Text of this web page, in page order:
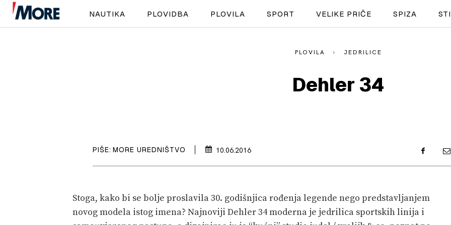
SPORT
PRETPLATA
SHOP
NAUTIKA PLOVIDBA PLOVILA SPORT VELIKE PRIČE SPIZA
PLOVILA JEDRILICE
Dehler 34
PIŠE: MORE UREDNIŠTVO 10.06.2016
Stoga, kako bi se bolje proslavila 30. godišnjica rođenja legende nego predstavljanjem
novog modela istog imena? Najnoviji Dehler 34 moderna je jedrilica sportskih linija i